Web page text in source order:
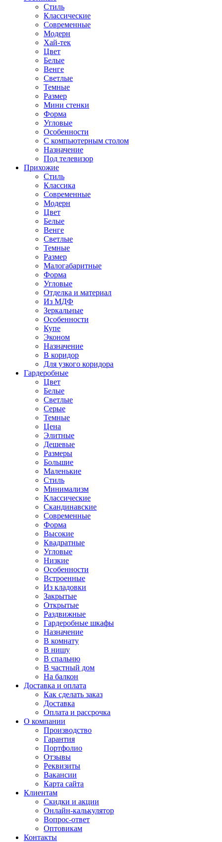
Стиль
Классические
Современные
Модерн
Хай-тек
Цвет
Белые
Венге
Светлые
Темные
Размер
Мини стенки
Форма
Угловые
Особенности
С компьютерным столом
Назначение
Под телевизор
Прихожие
Стиль
Классика
Современные
Модерн
Цвет
Белые
Венге
Светлые
Темные
Размер
Малогабаритные
Форма
Угловые
Отделка и материал
Из МДФ
Зеркальные
Особенности
Купе
Эконом
Назначение
В коридор
Для узкого коридора
Гардеробные
Цвет
Белые
Светлые
Серые
Темные
Цена
Элитные
Дешевые
Размеры
Большие
Маленькие
Стиль
Минимализм
Классические
Скандинавские
Современные
Форма
Высокие
Квадратные
Угловые
Низкие
Особенности
Встроенные
Из кладовки
Закрытые
Открытые
Раздвижные
Гардеробные шкафы
Назначение
В комнату
В нишу
В спальню
В частный дом
На балкон
Доставка и оплата
Как сделать заказ
Доставка
Оплата и рассрочка
О компании
Производство
Гарантия
Портфолио
Отзывы
Реквизиты
Вакансии
Карта сайта
Клиентам
Скидки и акции
Онлайн-калькулятор
Вопрос-ответ
Оптовикам
Контакты